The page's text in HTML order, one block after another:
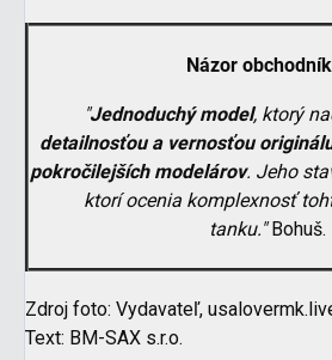
Názor
"Jednoduchý model, ktorý
detailnosťou a vernosťou
pokročilejších modelárov. Jeho
ktorí ocenia komplexnosť
tanku."Bohuš.
Zdroj foto: Vydavateľ,
Text: BM-SAX s.r.o.